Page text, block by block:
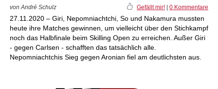
von André Schulz Gefällt mir! 0 Kommentare
27.11.2020 – Giri, Nepomniachtchi, So und Nakamura mussten
heute ihre Matches gewinnen, um vielleicht über den Stichkampf
noch das Halbfinale beim Skilling Open zu erreichen. Außer Giri
- gegen Carlsen - schafften das tatsächlich alle.
Nepomniachtchis Sieg gegen Aronian fiel am deutlichsten aus.